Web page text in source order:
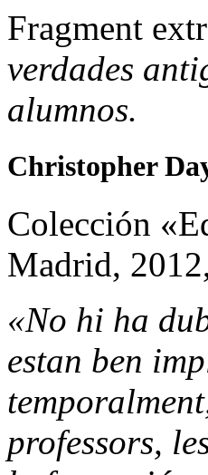
Fragment
verdades
alumnos.
Christopher
Colección
Madrid,
«No hi ha
estan ben
professors,